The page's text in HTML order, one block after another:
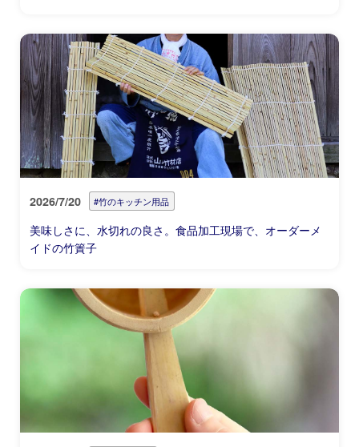
2026/7/20 #竹のキッチン用品
美味しさに、水切れの良さ。食品加工現場で、オーダーメ
イドの竹簀子